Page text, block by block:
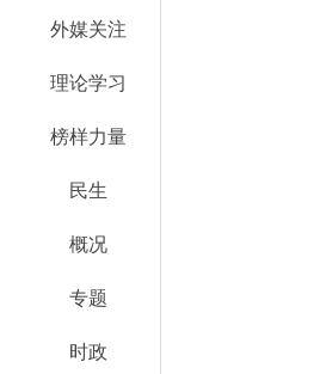
外媒关注
理论学习
榜样力量
民生
概况
专题
时政